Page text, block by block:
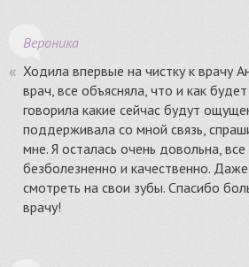
Вероника
Ходила впервые на чистку к врачу
врач, все объясняла, что и как
говорила какие сейчас будут
поддерживала со мной связь,
мне. Я осталась очень довольна,
безболезненно и качественно.
смотреть на свои зубы. Спасибо
врачу!